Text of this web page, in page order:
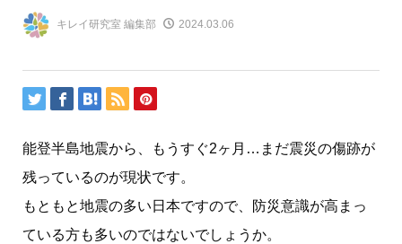
キレイ研究室 編集部 2024.03.06
能登半島地震から、もうすぐ2ヶ月…まだ震災の傷跡が
残っているのが現状です。
もともと地震の多い日本ですので、防災意識が高まっ
ている方も多いのではないでしょうか。